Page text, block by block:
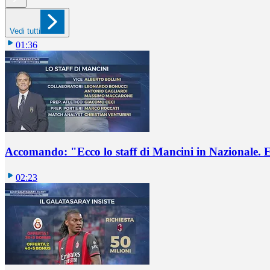
Vedi tutti
01:36
Accomando: "Ecco lo staff di Mancini in Nazionale.
02:23